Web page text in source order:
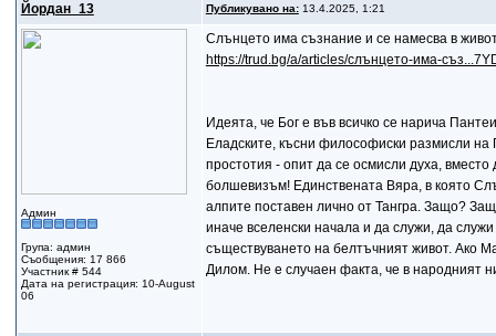
Йордан_13 Публикувано на:13.4.2025, 1:21
Админ
Група: админ
Съобщения: 17 866
Участник # 544
Дата на регистрация: 10-August
06
Слънцето има съзнание и се намесва в
https://trud.bg/a/articles/слънцето-има-
Идеята, че Бог е във всичко се нарича
Еладските, късни философиски размисли
простотия - опит да се осмисли духа,
болшевизъм! Единствената Вяра, в която
алпите поставен лично от Тангра. Защо?
иначе вселенски начала и да служи, да
съществуването на белтъчният живот. Ако
Дилом. Не е случаен факта, че в народният